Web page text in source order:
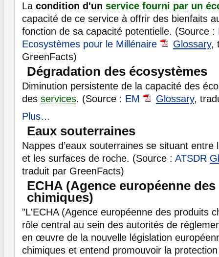
La condition d'un service fourni par un
capacité de ce service à offrir des bienfaits
fonction de sa capacité potentielle. (Source :
Ecosystèmes pour le Millénaire
Glossary,
GreenFacts)
Dégradation des écosystèmes
Diminution persistente de la capacité des
des services. (Source : EM Glossary,
Plus…
Eaux souterraines
Nappes d’eaux souterraines se situant entre
et les surfaces de roche. (Source : ATSDR
traduit par GreenFacts)
ECHA (Agence européenne
chimiques)
"L'ECHA (Agence européenne des produits
rôle central au sein des autorités de
en œuvre de la nouvelle législation
chimiques et entend promouvoir la